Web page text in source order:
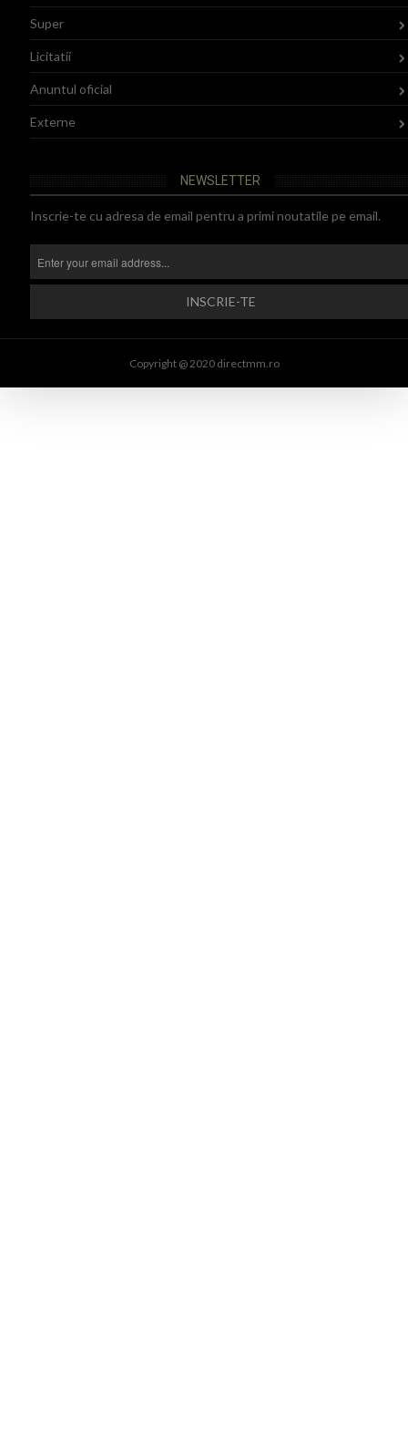
Super
Licitatii
Anuntul oficial
Externe
NEWSLETTER
Inscrie-te cu adresa de email pentru a primi noutatile pe email.
Copyright @ 2020 directmm.ro